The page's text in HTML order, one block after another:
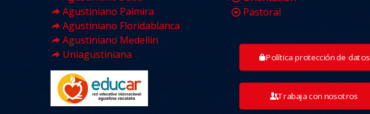
Agustiniano Palmira
Agustiniano Floridablanca
Agustiniano Medellin
Uniagustiniana
Pastoral
Política protección de datos
Trabaja con nosotros